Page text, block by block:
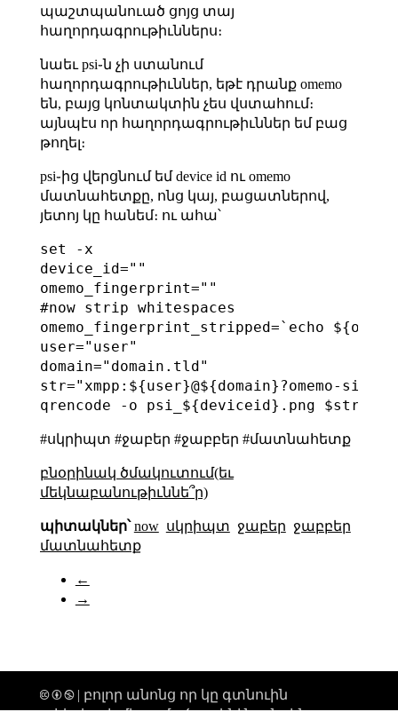
պաշտպանուած ցոյց տայ
հաղորդագրութիւններս։
նաեւ psi֊ն չի ստանում
հաղորդագրութիւններ, եթէ դրանք omemo
են, բայց կոնտակտին չես վստահում։
այնպէս որ հաղորդագրութիւններ եմ բաց
թողել։
psi֊ից վերցնում եմ device id ու omemo
մատնահետքը, ոնց կայ, բացատներով,
յետոյ կը հանեմ։ ու ահա՝
set -x
device_id=""
omemo_fingerprint=""
#now strip whitespaces
omemo_fingerprint_stripped=`echo
user="user"
domain="domain.tld"
str="xmpp:${user}@${domain}?omemo-
#սկրիպտ #ջաբեր #ջաբբեր #մատնահետք
բնօրինակ ծմակուտում(եւ
մեկնաբանութիւննե՞ր)
պիտակներ՝ now սկրիպտ ջաբեր ջաբբեր
մատնահետք
←
→
🅭 🅯 🄏 | բոլոր անոնց որ կը գտնուին